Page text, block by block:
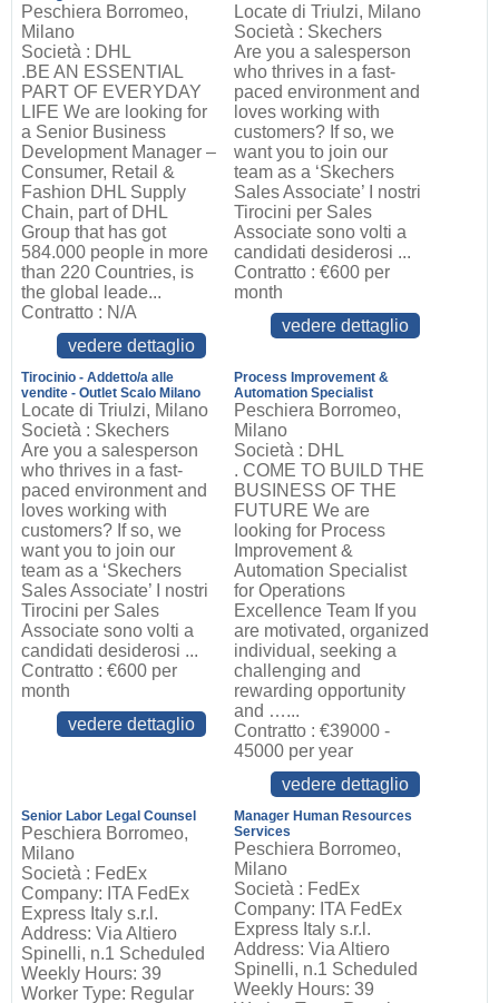
Peschiera Borromeo,
Milano
Società : DHL
.BE AN ESSENTIAL
PART OF EVERYDAY
LIFE We are looking for
a Senior Business
Development Manager –
Consumer, Retail &
Fashion DHL Supply
Chain, part of DHL
Group that has got
584.000 people in more
than 220 Countries, is
the global leade...
Contratto : N/A
vedere dettaglio
Locate di Triulzi, Milano
Società : Skechers
Are you a salesperson
who thrives in a fast-
paced environment and
loves working with
customers? If so, we
want you to join our
team as a ‘Skechers
Sales Associate’ I nostri
Tirocini per Sales
Associate sono volti a
candidati desiderosi ...
Contratto : €600 per
month
vedere dettaglio
Tirocinio - Addetto/a alle
vendite - Outlet Scalo Milano
Locate di Triulzi, Milano
Società : Skechers
Are you a salesperson
who thrives in a fast-
paced environment and
loves working with
customers? If so, we
want you to join our
team as a ‘Skechers
Sales Associate’ I nostri
Tirocini per Sales
Associate sono volti a
candidati desiderosi ...
Contratto : €600 per
month
vedere dettaglio
Process Improvement &
Automation Specialist
Peschiera Borromeo,
Milano
Società : DHL
. COME TO BUILD THE
BUSINESS OF THE
FUTURE We are
looking for Process
Improvement &
Automation Specialist
for Operations
Excellence Team If you
are motivated, organized
individual, seeking a
challenging and
rewarding opportunity
and …...
Contratto : €39000 -
45000 per year
vedere dettaglio
Senior Labor Legal Counsel
Peschiera Borromeo,
Milano
Società : FedEx
Company: ITA FedEx
Express Italy s.r.l.
Address: Via Altiero
Spinelli, n.1 Scheduled
Weekly Hours: 39
Worker Type: Regular
Manager Human Resources
Services
Peschiera Borromeo,
Milano
Società : FedEx
Company: ITA FedEx
Express Italy s.r.l.
Address: Via Altiero
Spinelli, n.1 Scheduled
Weekly Hours: 39